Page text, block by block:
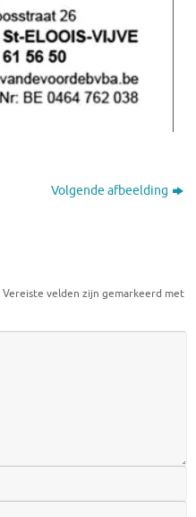
Volgende afbeelding
Vereiste velden zijn gemarkeerd met